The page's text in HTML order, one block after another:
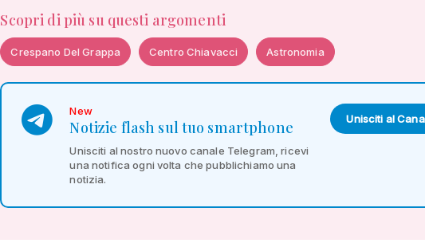
Scopri di più su questi argomenti
Crespano Del Grappa Centro Chiavacci Astronomia
New
Notizie flash sul tuo smartphone
Unisciti al nostro nuovo canale Telegram, ricevi
una notifica ogni volta che pubblichiamo una
notizia.
Unisciti al